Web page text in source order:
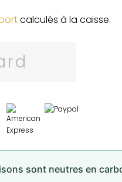
calculés à la caisse.
sont neutres en